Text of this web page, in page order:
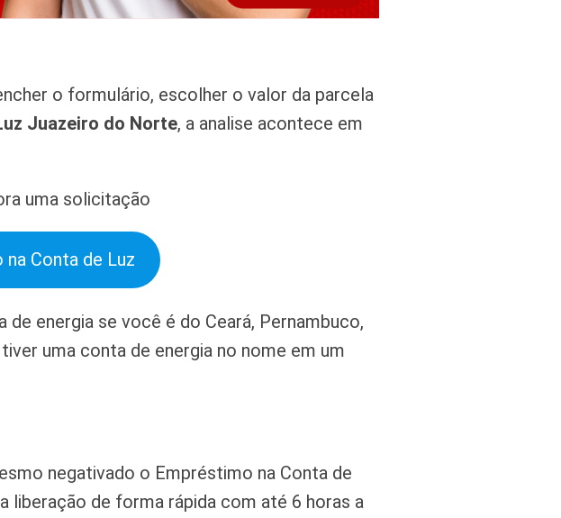
o formulário, escolher o valor da parcela
Juazeiro do Norte, a analise acontece em
uma solicitação
Conta de Luz
energia se você é do Ceará, Pernambuco,
uma conta de energia no nome em um
negativado o Empréstimo na Conta de
liberação de forma rápida com até 6 horas a